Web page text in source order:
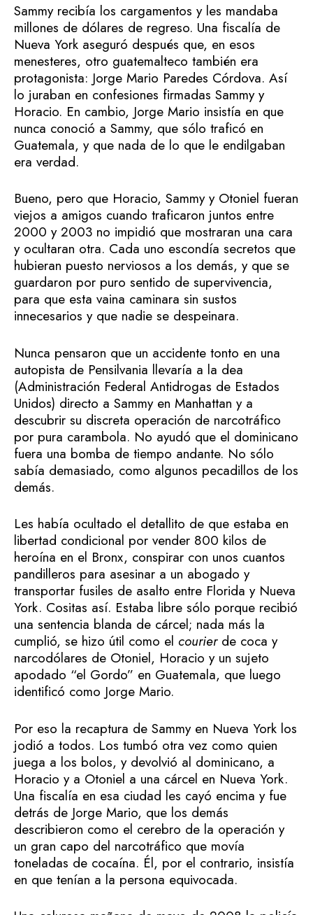
Sammy recibía los cargamentos y les mandaba
millones de dólares de regreso. Una fiscalía de
Nueva York aseguró después que, en esos
menesteres, otro guatemalteco también era
protagonista: Jorge Mario Paredes Córdova. Así
lo juraban en confesiones firmadas Sammy y
Horacio. En cambio, Jorge Mario insistía en que
nunca conoció a Sammy, que sólo traficó en
Guatemala, y que nada de lo que le endilgaban
era verdad.
Bueno, pero que Horacio, Sammy y Otoniel fueran
viejos a amigos cuando traficaron juntos entre
2000 y 2003 no impidió que mostraran una cara
y ocultaran otra. Cada uno escondía secretos que
hubieran puesto nerviosos a los demás, y que se
guardaron por puro sentido de supervivencia,
para que esta vaina caminara sin sustos
innecesarios y que nadie se despeinara.
Nunca pensaron que un accidente tonto en una
autopista de Pensilvania llevaría a la dea
(Administración Federal Antidrogas de Estados
Unidos) directo a Sammy en Manhattan y a
descubrir su discreta operación de narcotráfico
por pura carambola. No ayudó que el dominicano
fuera una bomba de tiempo andante. No sólo
sabía demasiado, como algunos pecadillos de los
demás.
Les había ocultado el detallito de que estaba en
libertad condicional por vender 800 kilos de
heroína en el Bronx, conspirar con unos cuantos
pandilleros para asesinar a un abogado y
transportar fusiles de asalto entre Florida y Nueva
York. Cositas así. Estaba libre sólo porque recibió
una sentencia blanda de cárcel; nada más la
cumplió, se hizo útil como el courierde coca y
narcodólares de Otoniel, Horacio y un sujeto
apodado “el Gordo” en Guatemala, que luego
identificó como Jorge Mario.
Por eso la recaptura de Sammy en Nueva York los
jodió a todos. Los tumbó otra vez como quien
juega a los bolos, y devolvió al dominicano, a
Horacio y a Otoniel a una cárcel en Nueva York.
Una fiscalía en esa ciudad les cayó encima y fue
detrás de Jorge Mario, que los demás
describieron como el cerebro de la operación y
un gran capo del narcotráfico que movía
toneladas de cocaína. Él, por el contrario, insistía
en que tenían a la persona equivocada.